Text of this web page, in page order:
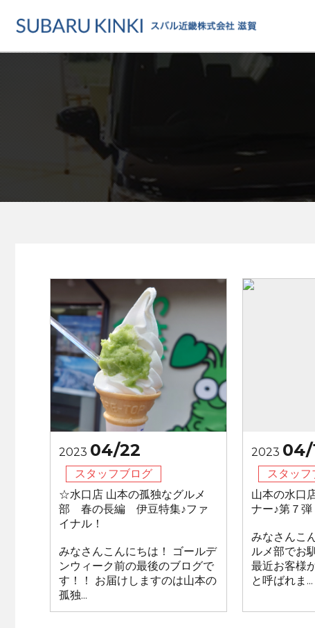
店舗情報 店舗
地域でさがす
地図でさがす
試乗車でさがす
カーラインアップ
カーラインアップ一覧
乗用車
軽自動車
メンテナンス・サー
メンテナンス・サービストップ
車検・定期点検をする
カーケアをする
2023 04/22
スタッフブログ
☆水口店 山本の孤独なグルメ
部 春の長編 伊豆特集♪ファ
イナル！
みなさんこんにちは！ ゴールデ
ンウィーク前の最後のブログで
す！！ お届けしますのは山本の
孤独...
2023 04/
スタッフ
山本の水口
ナー♪第７弾
みなさんこ
ルメ部でお
最近お客様
と呼ばれま...